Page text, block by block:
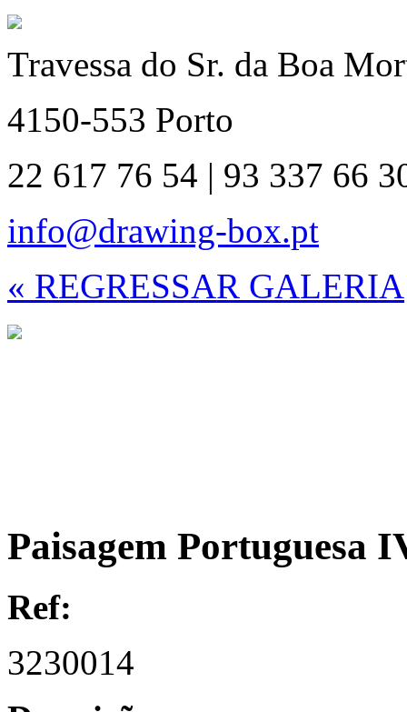
Travessa do Sr. da Boa
4150-553 Porto
22 617 76 54 | 93 337 66
info@drawing-box.pt
« REGRESSAR GALERIA
Paisagem Portuguesa
Ref:
3230014